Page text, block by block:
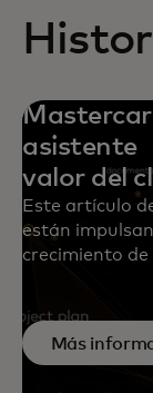
asistente
valor del
Este artículo
están
crecimiento de
Más